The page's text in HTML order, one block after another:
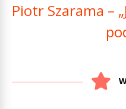
Piotr Szarama –